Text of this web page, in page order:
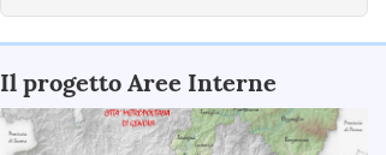
Il progetto Aree Interne